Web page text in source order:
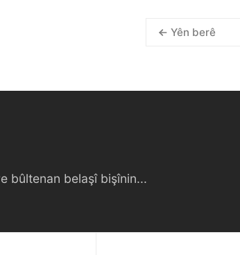
Yên berê
bûltenan belaşî bişînin...